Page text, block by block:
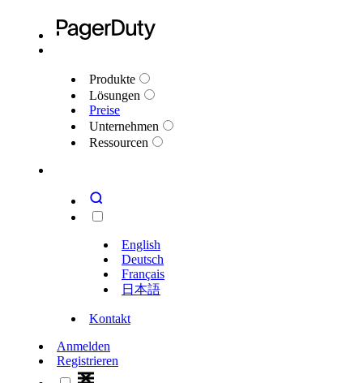
Produkte
Lösungen
Preise
Unternehmen
Ressourcen
English
Deutsch
Français
日本語
Kontakt
Anmelden
Registrieren